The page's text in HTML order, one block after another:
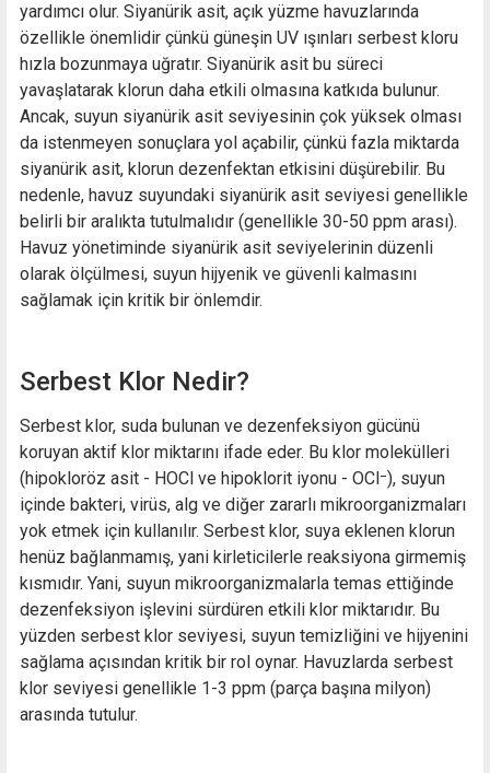
yardımcı olur. Siyanürik asit, açık yüzme havuzlarında
özellikle önemlidir çünkü güneşin UV ışınları serbest kloru
hızla bozunmaya uğratır. Siyanürik asit bu süreci
yavaşlatarak klorun daha etkili olmasına katkıda bulunur.
Ancak, suyun siyanürik asit seviyesinin çok yüksek olması
da istenmeyen sonuçlara yol açabilir, çünkü fazla miktarda
siyanürik asit, klorun dezenfektan etkisini düşürebilir. Bu
nedenle, havuz suyundaki siyanürik asit seviyesi genellikle
belirli bir aralıkta tutulmalıdır (genellikle 30-50 ppm arası).
Havuz yönetiminde siyanürik asit seviyelerinin düzenli
olarak ölçülmesi, suyun hijyenik ve güvenli kalmasını
sağlamak için kritik bir önlemdir.
Serbest Klor Nedir?
Serbest klor, suda bulunan ve dezenfeksiyon gücünü
koruyan aktif klor miktarını ifade eder. Bu klor molekülleri
(hipokloröz asit - HOCl ve hipoklorit iyonu - OCl⁻), suyun
içinde bakteri, virüs, alg ve diğer zararlı mikroorganizmaları
yok etmek için kullanılır. Serbest klor, suya eklenen klorun
henüz bağlanmamış, yani kirleticilerle reaksiyona girmemiş
kısmıdır. Yani, suyun mikroorganizmalarla temas ettiğinde
dezenfeksiyon işlevini sürdüren etkili klor miktarıdır. Bu
yüzden serbest klor seviyesi, suyun temizliğini ve hijyenini
sağlama açısından kritik bir rol oynar. Havuzlarda serbest
klor seviyesi genellikle 1-3 ppm (parça başına milyon)
arasında tutulur.